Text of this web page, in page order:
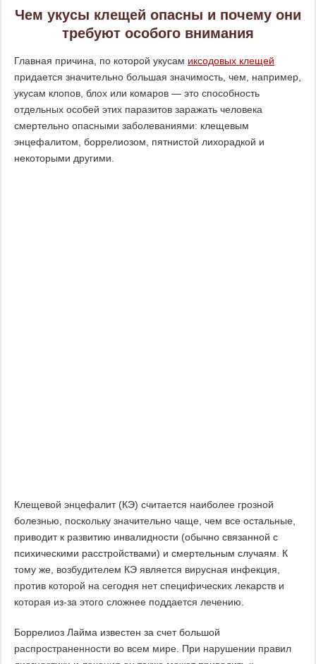
Чем укусы клещей опасны и почему они
требуют особого внимания
Главная причина, по которой укусам иксодовых клещей
придается значительно большая значимость, чем, например,
укусам клопов, блох или комаров — это способность
отдельных особей этих паразитов заражать человека
смертельно опасными заболеваниями: клещевым
энцефалитом, боррелиозом, пятнистой лихорадкой и
некоторыми другими.
Клещевой энцефалит (КЭ) считается наиболее грозной
болезнью, поскольку значительно чаще, чем все остальные,
приводит к развитию инвалидности (обычно связанной с
психическими расстройствами) и смертельным случаям. К
тому же, возбудителем КЭ является вирусная инфекция,
против которой на сегодня нет специфических лекарств и
которая из-за этого сложнее поддается лечению.
Боррелиоз Лайма известен за счет большой
распространенности во всем мире. При нарушении правил